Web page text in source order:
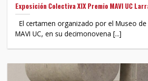
Exposición Colectiva XIX Premio MAVI UC
El certamen organizado por el Museo de
MAVI UC, en su decimonovena [...]